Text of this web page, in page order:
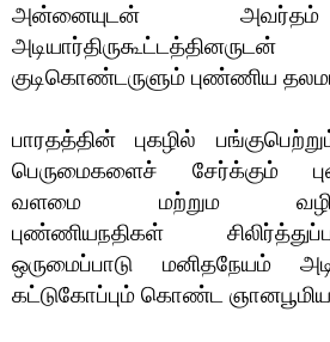
அன்னையுடன்
குடிகொண்டருளும் புண்ணிய
பாரதத்தின் புகழில்
பெருமைகளைச் சேர்க்கும்
வளமை மற்றும
புண்ணியநதிகள்
ஒருமைப்பாடு மனிதநேயம்
கட்டுகோப்பும் கொண்ட